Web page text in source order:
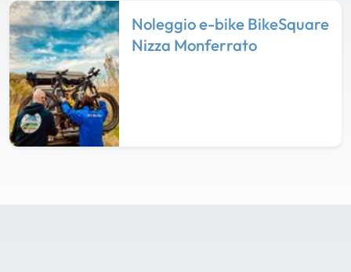
Noleggio e-bike BikeSquare
Nizza Monferrato